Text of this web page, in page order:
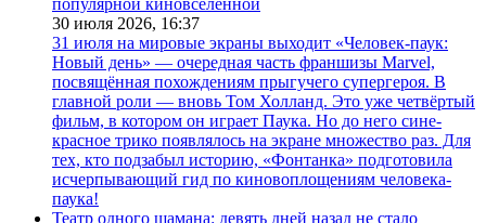
30 июля 2026, 16:37
31 июля на мировые экраны выходит «Человек-паук:
Новый день» — очередная часть франшизы Marvel,
посвящённая похождениям прыгучего супергероя. В
главной роли — вновь Том Холланд. Это уже четвёртый
фильм, в котором он играет Паука. Но до него сине-
красное трико появлялось на экране множество раз. Для
тех, кто подзабыл историю, «Фонтанка» подготовила
исчерпывающий гид по киновоплощениям человека-
паука!
Театр одного шамана: девять дней назад не стало